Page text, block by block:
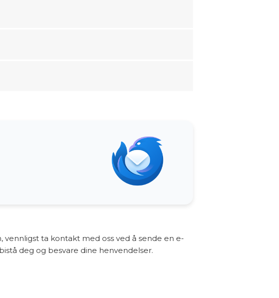
ta kontakt med oss ved å sende en e-
deg og besvare dine henvendelser.